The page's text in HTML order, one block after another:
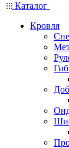
Каталог
Кровля